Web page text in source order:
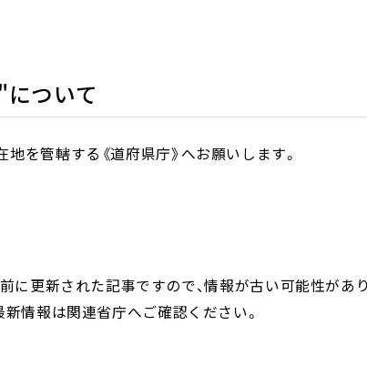
ついて
を管轄する《道府県庁》へお願いします。
に更新された記事ですので、情報が古い可能性があ
情報は関連省庁へご確認ください。